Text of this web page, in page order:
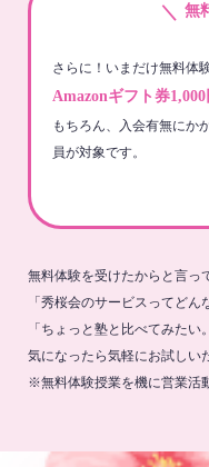
＼ 無
さらに！いまだけ無料体
Amazonギフト券
もちろん、入会有無にか
員が対象です。
無料体験を受けたからと言っ
「秀桜会のサービスってどん
「ちょっと塾と比べてみたい
気になったら気軽にお試しい
※無料体験授業を機に営業活